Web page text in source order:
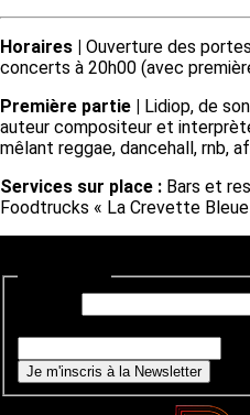
Horaires | Ouverture des
concerts à 20h00 (avec
Première partie | Lidiop, de
auteur compositeur et
mêlant reggae, dancehall, rnb,
Services sur place : Bars et
Foodtrucks « La Crevette
Je m'inscris à la Newsletter